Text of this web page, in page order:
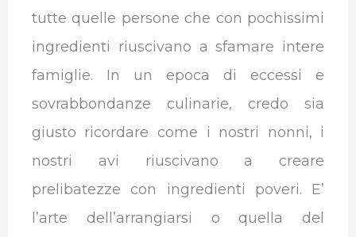
tutte quelle persone che con pochissimi
ingredienti riuscivano a sfamare intere
famiglie. In un epoca di eccessi e
sovrabbondanze culinarie, credo sia
giusto ricordare come i nostri nonni, i
nostri avi riuscivano a creare
prelibatezze con ingredienti poveri. E’
l’arte dell’arrangiarsi o quella del